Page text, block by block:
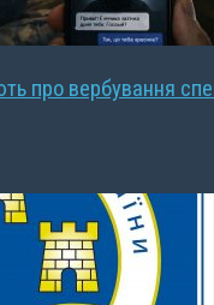
про вербування